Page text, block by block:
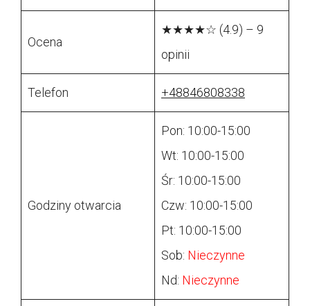
Ocena
★★★★☆ (4.9) – 9
opinii
Telefon +48846808338
Godziny otwarcia
Pon: 10:00-15:00
Wt: 10:00-15:00
Śr: 10:00-15:00
Czw: 10:00-15:00
Pt: 10:00-15:00
Sob: Nieczynne
Nd: Nieczynne